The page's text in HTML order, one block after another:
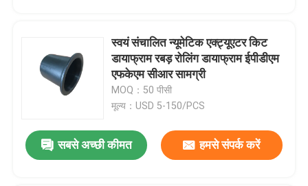
स्वयं संचालित न्यूमेटिक एक्ट्यूएटर किट
डायाफ्राम रबड़ रोलिंग डायाफ्राम ईपीडीएम
एफकेएम सीआर सामग्री
MOQ：50 पीसी
मूल्य：USD 5-150/PCS
सबसे अच्छी कीमत हमसे संपर्क करें